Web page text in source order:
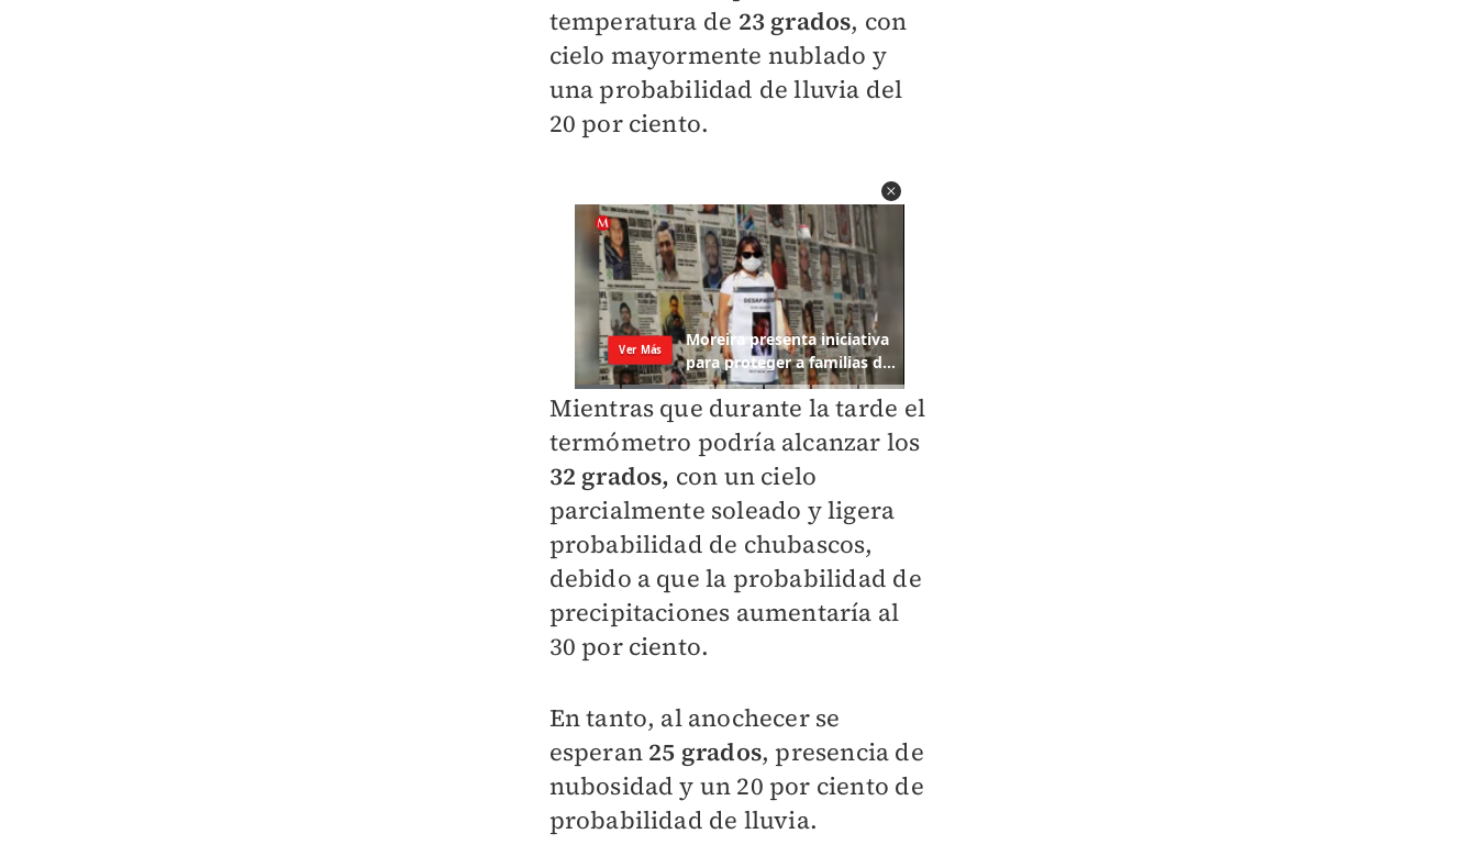
temperatura de 23 grados, con
cielo mayormente nublado y
una probabilidad de lluvia del
20 por ciento.
Mientras que durante la tarde el
termómetro podría alcanzar los
32 grados, con un cielo
parcialmente soleado y ligera
probabilidad de chubascos,
debido a que la probabilidad de
precipitaciones aumentaría al
30 por ciento.
En tanto, al anochecer se
esperan25 grados, presencia de
nubosidad y un 20 por ciento de
probabilidad de lluvia.